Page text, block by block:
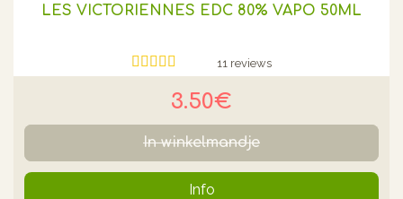
LES VICTORIENNES EDC 80% VAPO 50ML
11 reviews
3.50€
In winkelmandje
Info